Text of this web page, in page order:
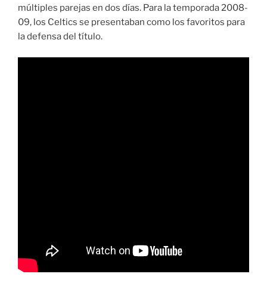
múltiples parejas en dos días. Para la temporada 2008-
09, los Celtics se presentaban como los favoritos para
la defensa del título.